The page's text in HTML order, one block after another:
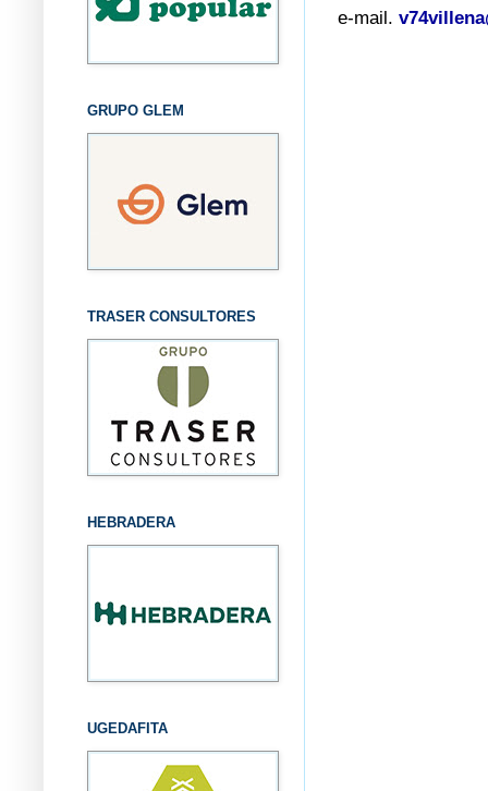
e-mail.
GRUPO GLEM
TRASER CONSULTORES
HEBRADERA
UGEDAFITA